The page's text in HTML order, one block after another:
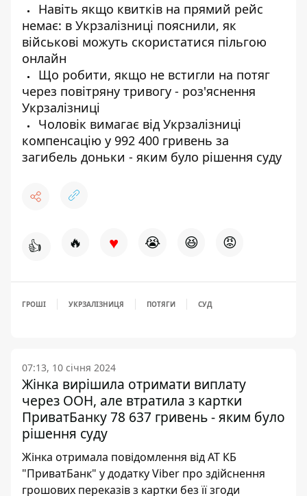
Навіть якщо квитків на прямий рейс
немає: в Укрзалізниці пояснили, як
військові можуть скористатися пільгою
онлайн
Що робити, якщо не встигли на потяг
через повітряну тривогу - роз'яснення
Укрзалізниці
Чоловік вимагає від Укрзалізниці
компенсацію у 992 400 гривень за
загибель доньки - яким було рішення суду
👍 🔥 ♥ 😭 😆 😡
ГРОШІ УКРЗАЛІЗНИЦЯ ПОТЯГИ СУД
07:13, 10 січня 2024
Жінка вирішила отримати виплату
через ООН, але втратила з картки
ПриватБанку 78 637 гривень - яким було
рішення суду
Жінка отримала повідомлення від АТ КБ
"ПриватБанк" у додатку Viber про здійснення
грошових переказів з картки без її згоди